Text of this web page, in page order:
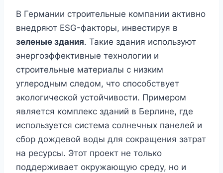
В Германии строительные компании активно
внедряют ESG-факторы, инвестируя в
зеленые здания. Такие здания используют
энергоэффективные технологии и
строительные материалы с низким
углеродным следом, что способствует
экологической устойчивости. Примером
является комплекс зданий в Берлине, где
используется система солнечных панелей и
сбор дождевой воды для сокращения затрат
на ресурсы. Этот проект не только
поддерживает окружающую среду, но и